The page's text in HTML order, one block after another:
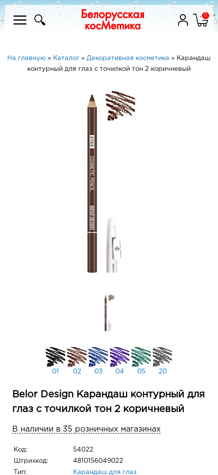
0
На главную » Каталог » Декоративная косметика » Карандаш
контурный для глаз с точилкой тон 2 коричневый
01 02 03 04 05 20
Belor Design Карандаш контурный для
глаз с точилкой тон 2 коричневый
В наличии в 35 розничных магазинах
Код: 54022
Штрихкод: 4810156049022
Тип: Карандаш для глаз